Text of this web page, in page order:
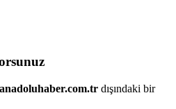
dışındaki bir